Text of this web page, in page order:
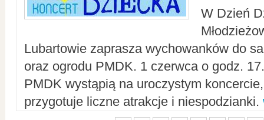
W Dzień
Lubartowie zaprasza wychowanków do
oraz ogrodu PMDK. 1 czerwca o godz.
PMDK wystąpią na uroczystym
przygotuje liczne atrakcje i niespodzianki.